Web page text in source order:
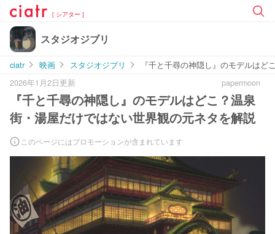
[ シアター ]
スタジオジブリ
ciatr 映画 スタジオジブリ
『千と千尋の神隠し』のモデルは
2026年1月2日更新
papermoon
『千と千尋の神隠し』のモデルはどこ？温泉
街・湯屋だけではない世界観の元ネタを解説
このページにはプロモーションが含まれています